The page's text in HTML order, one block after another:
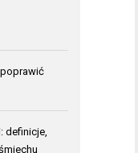
definicje,